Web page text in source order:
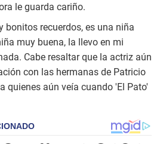
le guarda cariño.
bonitos recuerdos, es una niña
muy buena, la llevo en mi
Cabe resaltar que la actriz aún
con las hermanas de Patricio
quienes aún veía cuando 'El Pato'